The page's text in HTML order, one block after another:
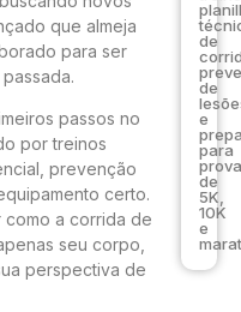
que almeja
para ser
passos no
por treinos
prevenção
certo.
a corrida de
seu corpo,
perspectiva de
de
de
e
para
de
5K,
10K
e